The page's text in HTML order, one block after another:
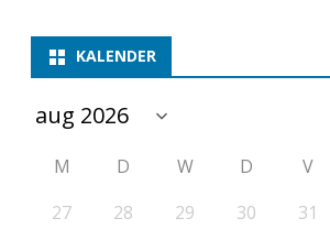
KALENDER
M D W D V
27
28 29 30 31